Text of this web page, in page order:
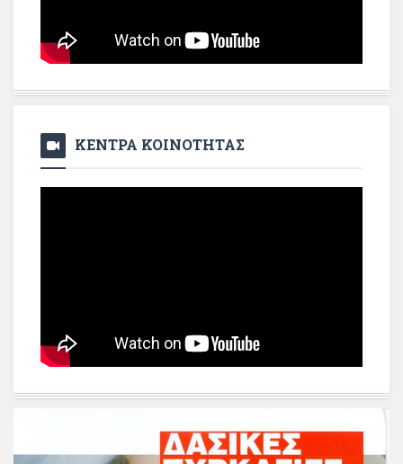
ΚΕΝΤΡΑ ΚΟΙΝΟΤΗΤΑΣ